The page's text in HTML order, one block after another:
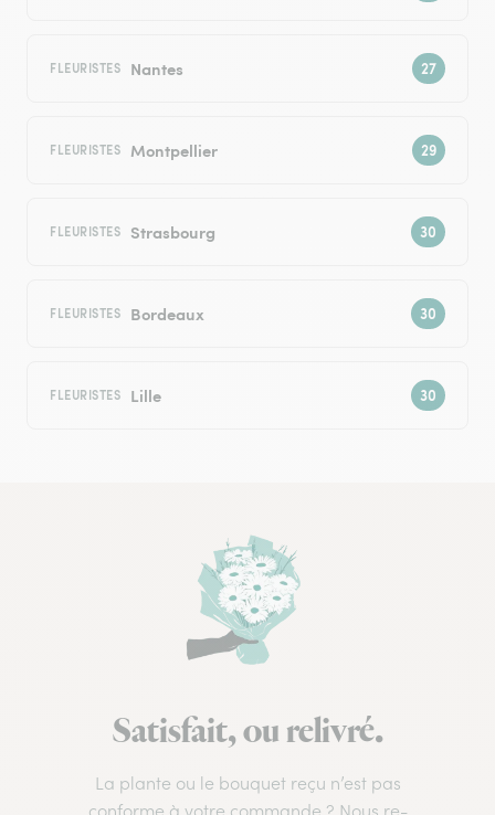
FLEURISTES Nantes
FLEURISTES Montpellier
FLEURISTES Strasbourg
FLEURISTES Bordeaux
FLEURISTES Lille
Satisfait, ou relivré.
La plante ou le bouquet reçu n’est pas